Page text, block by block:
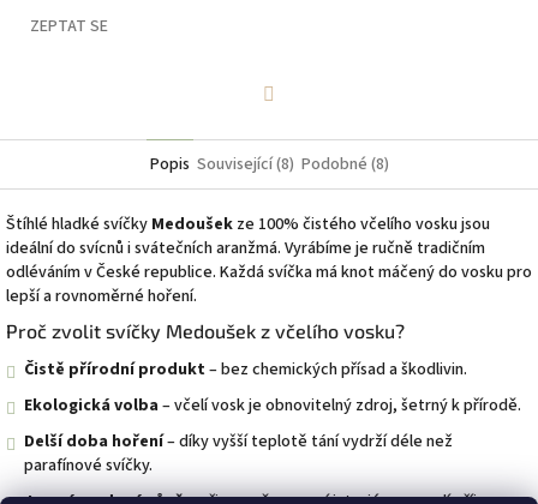
ZEPTAT SE
Popis Související (8) Podobné (8)
Štíhlé hladké svíčky Medoušek ze 100% čistého včelího vosku jsou
ideální do svícnů i svátečních aranžmá. Vyrábíme je ručně tradičním
odléváním v České republice. Každá svíčka má knot máčený do vosku pro
lepší a rovnoměrné hoření.
Proč zvolit svíčky Medoušek z včelího vosku?
Čistě přírodní produkt– bez chemických přísad a škodlivin.
Ekologická volba – včelí vosk je obnovitelný zdroj, šetrný k přírodě.
Delší doba hoření– díky vyšší teplotě tání vydrží déle než
parafínové svíčky.